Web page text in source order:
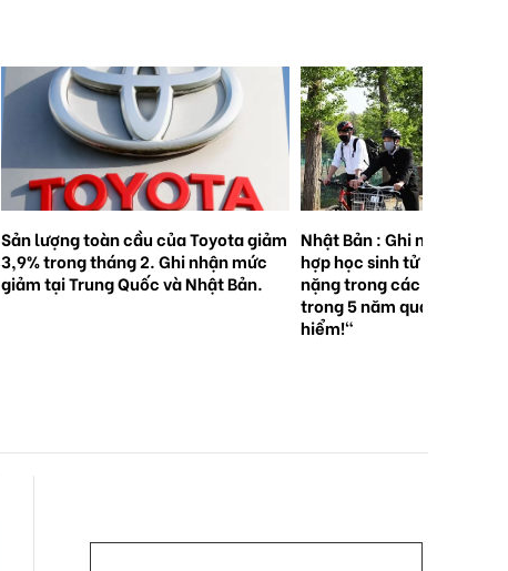
Sản lượng toàn cầu của Toyota giảm
3,9% trong tháng 2. Ghi nhận mức
giảm tại Trung Quốc và Nhật Bản.
Nhật Bản : Ghi nhận
hợp học sinh tử vong
nặng trong các vụ tai nạn
trong 5 năm qua . "Hãy
hiểm!"